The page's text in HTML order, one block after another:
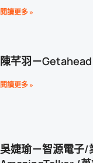
閱讀更多 »
陳芊羽－
閱讀更多 »
吳婕瑜－智源電子/